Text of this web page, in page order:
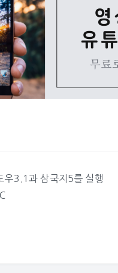
우3.1과 삼국지5를 실행